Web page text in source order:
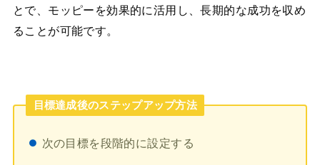
とで、モッピーを効果的に活用し、長期的な成功を収め
ることが可能です。
目標達成後のステップアップ方法
次の目標を段階的に設定する